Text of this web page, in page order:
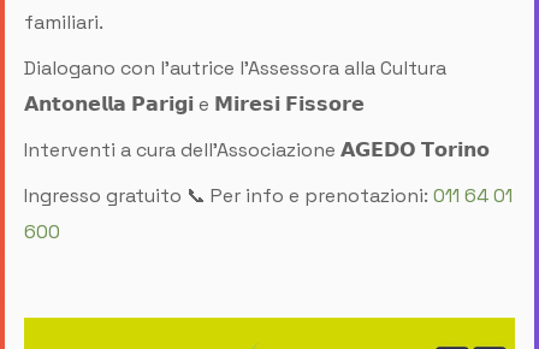
familiari.
Dialogano con l’autrice l’Assessora alla Cultura
𝗔𝗻𝘁𝗼𝗻𝗲𝗹𝗹𝗮 𝗣𝗮𝗿𝗶𝗴𝗶 e 𝗠𝗶𝗿𝗲𝘀𝗶 𝗙𝗶𝘀𝘀𝗼𝗿𝗲
Interventi a cura dell’Associazione 𝗔𝗚𝗘𝗗𝗢 𝗧𝗼𝗿𝗶𝗻𝗼
Ingresso gratuito 📞 Per info e prenotazioni: 011 64 01
600